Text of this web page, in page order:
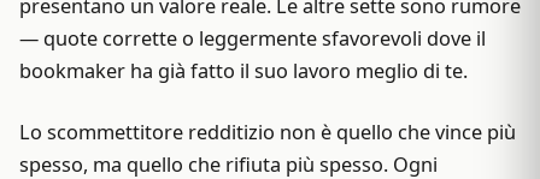
presentano un valore reale. Le altre sette sono rumore
— quote corrette o leggermente sfavorevoli dove il
bookmaker ha già fatto il suo lavoro meglio di te.
Lo scommettitore redditizio non è quello che vince più
spesso, ma quello che rifiuta più spesso. Ogni